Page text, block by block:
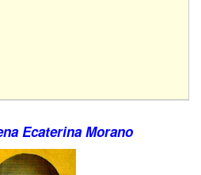
Ecaterina Morano